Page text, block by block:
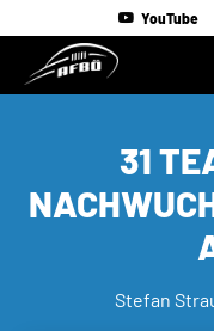
YouTube
31
Stefan